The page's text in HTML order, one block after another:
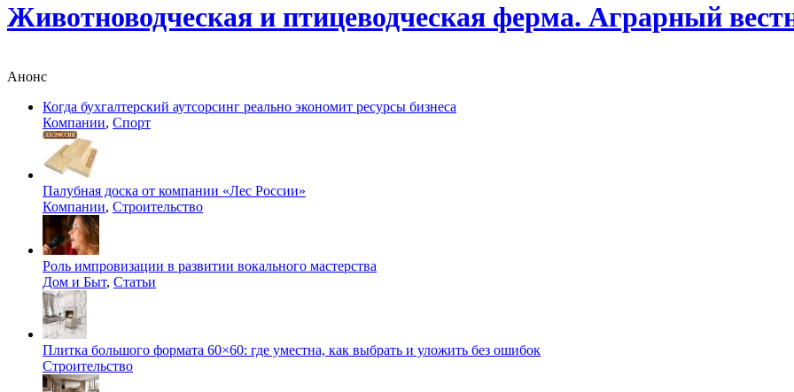
Животноводческая и птицеводческая ферма. Аграрный
Анонс
Когда бухгалтерский аутсорсинг реально экономит ресурсы бизнеса
Компании, Спорт
Палубная доска от компании «Лес России»
Компании, Строительство
Роль импровизации в развитии вокального мастерства
Дом и Быт, Статьи
Плитка большого формата 60×60: где уместна, как выбрать и уложить без ошибок
Строительство